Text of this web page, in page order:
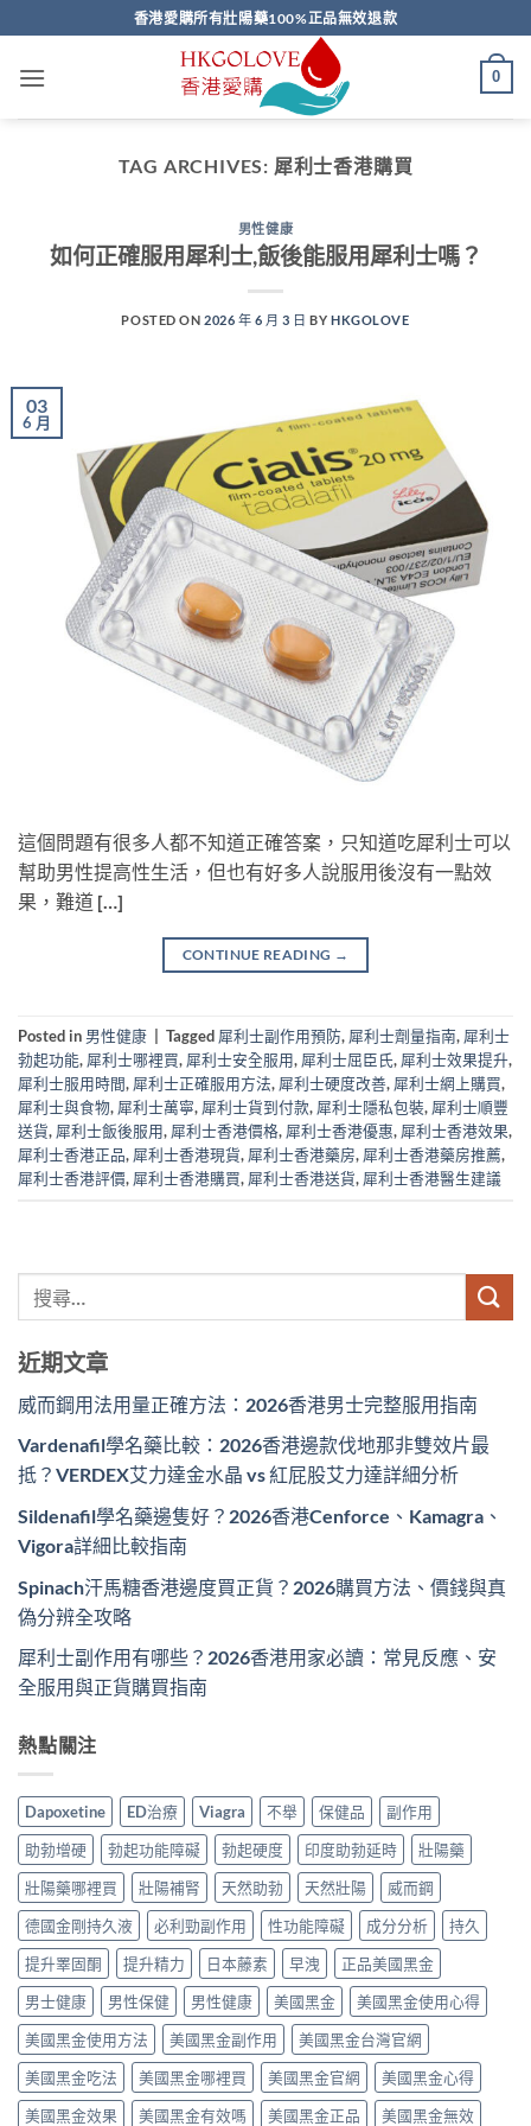
to
content
香港愛購所有壯陽藥100%正品無效退款
0
TAG ARCHIVES: 犀利士香港購買
男性健康
如何正確服用犀利士,飯後能服用犀利士嗎？
POSTED ON2026 年 6 月 3 日 BYHKGOLOVE
03
6 月
這個問題有很多人都不知道正確答案，只知道吃犀利士可以
幫助男性提高性生活，但也有好多人說服用後沒有一點效
果，難道 […]
CONTINUE READING →
Posted in 男性健康 Tagged 犀利士副作用預防, 犀利士劑量指南, 犀利士
勃起功能, 犀利士哪裡買, 犀利士安全服用, 犀利士屈臣氏, 犀利士效果提升,
犀利士服用時間, 犀利士正確服用方法, 犀利士硬度改善, 犀利士網上購買,
犀利士與食物, 犀利士萬寧, 犀利士貨到付款, 犀利士隱私包裝, 犀利士順豐
送貨, 犀利士飯後服用, 犀利士香港價格, 犀利士香港優惠, 犀利士香港效果,
犀利士香港正品, 犀利士香港現貨, 犀利士香港藥房, 犀利士香港藥房推薦,
犀利士香港評價, 犀利士香港購買, 犀利士香港送貨, 犀利士香港醫生建議
近期文章
威而鋼用法用量正確方法：2026香港男士完整服用指南
Vardenafil學名藥比較：2026香港邊款伐地那非雙效片最
抵？VERDEX艾力達金水晶 vs 紅屁股艾力達詳細分析
Sildenafil學名藥邊隻好？2026香港Cenforce、Kamagra、
Vigora詳細比較指南
Spinach汗馬糖香港邊度買正貨？2026購買方法、價錢與真
偽分辨全攻略
犀利士副作用有哪些？2026香港用家必讀：常見反應、安
全服用與正貨購買指南
熱點關注
Dapoxetine ED治療 Viagra 不舉 保健品
副作用
助勃增硬
勃起功能障礙 勃起硬度 印度助勃延時
壯陽藥
壯陽藥哪裡買
壯陽補腎 天然助勃 天然壯陽
威而鋼
德國金剛持久液
必利勁副作用 性功能障礙 成分分析
持久
提升睪固酮
提升精力 日本藤素 早洩
正品美國黑金
男士健康
男性保健 男性健康 美國黑金
美國黑金使用心得
美國黑金使用方法
美國黑金副作用
美國黑金台灣官網
美國黑金吃法
美國黑金哪裡買 美國黑金官網
美國黑金心得
美國黑金效果
美國黑金有效嗎 美國黑金正品 美國黑金無效